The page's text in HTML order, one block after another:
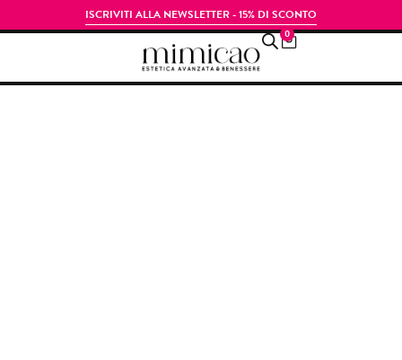
ISCRIVITI ALLA NEWSLETTER - 15% DI SCONTO
0